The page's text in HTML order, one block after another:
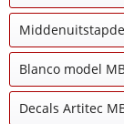
Blanco model
Decals Artitec